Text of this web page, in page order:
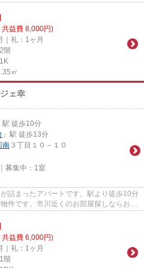
共益費 8,000円)
｜礼：1ヶ月
階
㎡
ェ幸
駅 徒歩10分
」駅 徒歩13分
南 ３丁目１０－１０
募集中： 1室
詰まったアパートです。駅より徒歩10分
件です。市川近くのお部屋探しならお任
共益費 6,000円)
｜礼：1ヶ月
階